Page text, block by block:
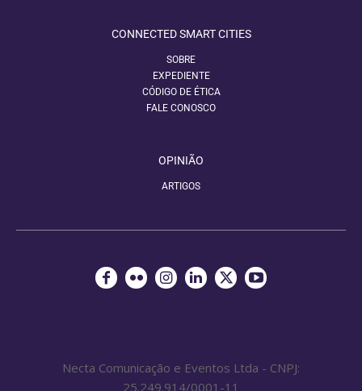
CONNECTED SMART CITIES
SOBRE
EXPEDIENTE
CÓDIGO DE ÉTICA
FALE CONOSCO
OPINIÃO
ARTIGOS
Necta Comunicação e Eventos Ltda - CNPJ:
25.249.914/0001-11